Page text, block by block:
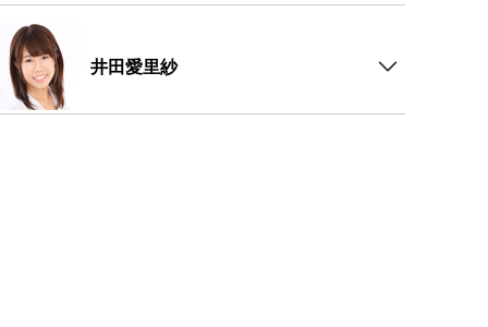
井田愛里紗